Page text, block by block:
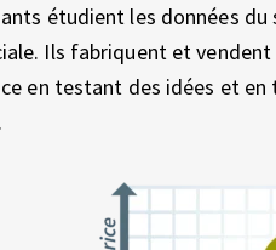
étudient les données
Ils fabriquent et
en testant des idées et